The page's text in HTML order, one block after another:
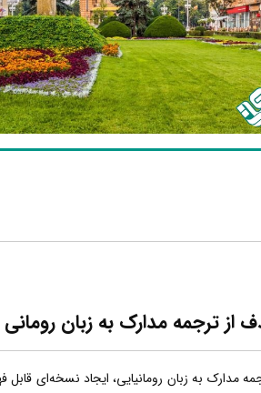
از ترجمه مدارک به زبان رومانی
مدارک به زبان رومانیایی، ایجاد نسخه‌ای